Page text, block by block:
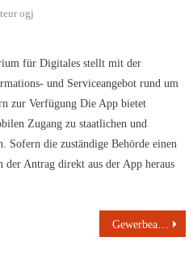
ogj
für Digitales stellt mit der
und Serviceangebot rund um
zur Verfügung Die App bietet
Zugang zu staatlichen und
Sofern die zuständige Behörde einen
Antrag direkt aus der App heraus
Gewerbeanmeldung online